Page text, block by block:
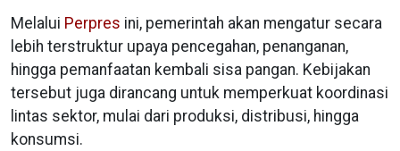
Melalui Perpres ini, pemerintah akan mengatur secara
lebih terstruktur upaya pencegahan, penanganan,
hingga pemanfaatan kembali sisa pangan. Kebijakan
tersebut juga dirancang untuk memperkuat koordinasi
lintas sektor, mulai dari produksi, distribusi, hingga
konsumsi.